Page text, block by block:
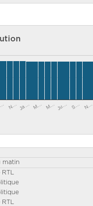
N… Ja… M… M… Ju… S… N…
matin
RTL
RTL